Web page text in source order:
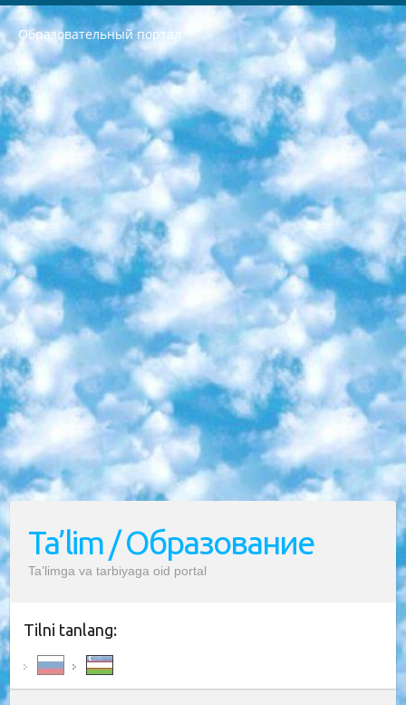
Образовательный портал
РЕСПУБЛИКА УЗБЕКИСТАН МИНИСТРЕРСТВО ДОШКОЛЬНОГО И ШКОЛЬНОГО ОБРАЗОВАНИЯ КОМАНДА в общеобразовательных учреждениях в 2023-2024 учебном году организация и проведение итоговой государственной аттестации обучающихся о Министра дошкольного и школьного образования Республики Узбекистан от 4 марта 2008 года (постановлением Минюста от 20 марта 2008 года № 1778 государственной регистрации) «Итоговое состояние учащихся общего среднего образования на основании положения об утверждении положения об аттестации общего среднего образования выпускной экзамен студентов в образовательных учреждениях в 2023-2024 учебном году В целях организации и прохождения аттестации приказываю: 1. Следующее: перечень предметов, по которым будет проводиться итоговая государственная аттестация и экзамен формы перевода согласно приложению 1; сертификаты международного образца, оценивающие уровень владения иностранными языками перечень согласно приложению 2; 2. Педагогический при специализированных образовательных учреждениях. научно-практический центр квалификации и международной оценки (Д.Давидова) 2024 г. До 25 марта: задания по предметам, по которым будет проводиться итоговая аттестация разработка и утверждение технических условий; итоговая аттестация на основании разработанного предметного задания разработка вопросов по предметам (устно и письменно), экзамен передача; общеобразовательные средние школы и специальные учебные заведения учащиеся выпускных классов школ и интернатов в агентской системе подготовка базы данных экзаменационных материалов и критериев оценки; перевод базы экзаменационных материалов на все языки обучения подать в Республиканский образовательный центр для изготовления; варианты экзаменов на основе разработанных контрольных материалов пусть будут поставлены задачи формирования. 3. Республиканский образовательный центр (Ш.Худайкулов) до 5 апреля 2024 года. до: база данных предоставленных экзаменационных материалов на все языки обучения перевод и экспертиза; для слепых, слабовидящих, глухих, слабослышащих и умственно отсталых детей учащиеся выпускных классов специализированных школ и школ-интернатов база данных экзаменационных материалов на всех преподаваемых языках подготовка критериев оценки; специализированные школы для умственно отсталых детей и технологии для учащихся выпускных классов школ-интернатов разработка соответствующих рекомендаций и критериев проведения ЕГЭ по естествознанию давать задания. 4. Педагогический при специализированных образовательных учреждениях. Научно-практический центр навыков и международной оценки (Д.Давидова), Республика образовательный центр (Худайкулов Ш.) итоговый государственный аттестационный экзамен ориентирован на творческое и логическое мышление при подготовке базы материалов учитывать введение заданий. 5. Следует отметить, что: сертификат государственного образца о знании общеобразовательного предмета и как минимум национальный уровень B1 по предметам на иностранных языках, указанным в Приложении 2. или международно признанный сертификат эквивалентного уровня студенты, изучающие определенный предмет, освобождаются от экзамена; по соответствующим предметам запланирована итоговая государственная аттестация за день до дня, путем жеребьевки Рабочей группой (в письменной форме по предметам, проводимым в форме) из числа сформированных вариантов выбрано 2 варианта; 2 выбранных варианта экзамена анонсированы на официальном сайте министерства и все выпускники по всей стране на основе этих вариантов проводит итоговую государственную аттестацию. 6. Государственное образование учащихся средних общеобразовательных учреждений. знания в соответствии с квалификационными требованиями, которые необходимо приобрести на основании стандартов итоговый (выпускной) контроль для 9 и 11 классов в целях тестирования Экзамены (далее – экзамены) состоят из предметов, перечисленных в приложении 1. будет сделано. 7. Экзамены пройдут с 26 мая по 15 июня 2024 г. (кроме науки физического воспитания). 8. Физическая для учащихся 9 классов общесредних образовательных учреждений. Экзамены по предмету «Образование, квалификация медицина» 1-6 мая 2024 года. сотрудники перевести под присмотр (с отклонениями в физическом или умственном развитии) специализированная школа для детей, школы-интернаты и со сколиозом школы-интернаты санаторного типа для больных детей исключены). 9. Он был слепым, слабовидящим и имел нарушения опорно-двигательного аппарата. экзамены в специализированных школах и интернатах для детей должны проводиться исходя из требований, предъявляемых к общеобразовательным учреждениям (физкультура кроме науки). 10. Специализированная школа для глухих и слабослышащих детей. и экзамены в интернатах и быть реализован в виде письменного теста по математике. 11. Специальность для умственно отсталых детей. Для 9 класса Родной язык и литературное письмо Государственный язык (язык обучения – узбекский). для неклассов) написано Математическое письмо Письменная/устная история Узбекистана Физическое воспитание практично Итоговый контроль Для 11 класса Написание родного языка и литературы (эссе) Математическое письмо Узбекский язык (обучение на узбекском языке) не посещающее общее среднее образование для учреждений)/Образовательное учреждение выбор письменный и устный Иностранный язык письменный/устный Письменная/устная история Узбекистана *По выбору студента:  Химия  Физика  Основы государственного права  География 10 бесплатных образовательных ресурсов - Мы составили подборку онлайн-проектов с интерактивными упражнениями, видеолекциями и статьями. Они помогут вам обрести новые и освежить старые знания бесплатно. 1. «ИНТУИТ» Старейшая образовательная площадка Рунета. Здесь вы найдёте сотни текстовых и видеокурсов на десятки различных тем — от программирования до психологии. Многие курсы подготовлены российскими университетами и крупными международными компаниями вроде Intel и Microsoft. Самостоятельное обучение бесплатное, но желающие могут оплатить услуги персональных наставников. 2. «Смартия» знакомит с актуальными профессиями и подсказывает, как им обучаться. Выбрав заинтересовавшую вас специальность — SMM-специалист, фотограф, веб-дизайнер или другую, — увидите список необходимых для неё умений. Чтобы вы могли освоить их самостоятельно, для каждого умения площадка отображает подборку ссылок на учебные материалы. Хотя «Смартия» ориентируется на русскоязычную аудиторию, часть контента всё же доступна только на английском. 3. «Лекторий Физтеха» Проект Московского физико-технического института (Физтеха). С его помощью вы можете смотреть онлайн серии лекций, записанные на видео в этом вузе. В числе доступных предметов — физика, биология, химия, информационные технологии и другие. К некоторым лекциям администрация ресурса прилагает готовые конспекты, которые можно скачивать в PDF-формате. 4. ITMOcourses Онлайн-площадка Санкт-Петербургского национального исследовательского университета информационных технологий, механики и оптики (ИТМО). Ресурс предоставляет свободный доступ к курсам, разработанным в этом вузе. Каталог материалов разбит на четыре категории: «Оптические системы и технологии», «Приборостроение и робототехника», «Информационные технологии» и «Биотехнологии». Курсы состоят из видеолекций, интерактивных демонстраций и заданий. 5. «КиберЛенинка» Электронная научная библиотека открытого доступа. Каталог площадки регулярно обрастает текстами статей из различных научных изданий. Сгруппированные по журналам и рубрикам публикации можно читать онлайн или скачивать целиком в PDF-формате. Проект нацелен на популяризацию науки за счёт открытого доступа к качественной информации. 6. «ПостНаука» На этом ресурсе публикуют подборки видеолекций, составленные экспертами из разных отраслей и объединённые общими темами. Среди них, к примеру, есть серии «Биоинформатика и геномика», «Культура средневековой Скандинавии» и Cinema Studies о теории кино. Каждая подборка лекций — логически связанная история, рассказанная экспертом от первого лица. Кроме того, на сайте появляются научно-образовательные статьи и тесты на разные темы. 7. «Newочём» Команда проекта «Newочём» отбирает самые интересные тексты из англоязычных СМИ и переводит те из них, за которые голосуют участники сообщества «ВКонтакте». По большей части это научно-популярные статьи. Редакторы придумывают лишь заголовки, в остальном содержание переводов соответствует оригиналам. Полные тексты можно читать прямо в социальной сети. 8. InternetUrok Онлайн-база материалов по основным дисциплинам школьной программы. Информация на сайте структурирована по классам, предметам и темам (урокам). Каждый урок состоит из видеолекций и конспектов. Есть также интерактивные тренажёры и тесты для закрепления пройденного материала. Даже если вы давно окончили школу, возможность повторить программу старших классов всегда может пригодиться. 9. Edutainme Ещё один ресурс об образовании. В отличие от Newtonew, как мне кажется, Edutainme больше ориентируется на представителей индустрии: педагогов, предпринимателей, разработчиков образовательных проектов. Но и любой, кто просто стремится к саморазвитию, найдёт на сайте много полезного и интересного для себя. Например, информацию о новых курсах и образовательных сервисах. 10. Newtonew Онлайн-медиа об образовании и обучении в широком смысле. Авторы Newtonew пишут об инструментах, заведениях, тактиках и стратегиях, которые помогают учить других и получать новые знания самостоятельно. На этой площадке вы найдёте новости, обзоры, аналитические мат
Ta’lim / Образование
Ta’limga va tarbiyaga oid portal
Tilni tanlang: